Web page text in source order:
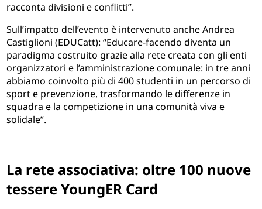
racconta divisioni e conflitti”.
Sull’impatto dell’evento è intervenuto anche Andrea
Castiglioni (EDUCatt): “Educare-facendo diventa un
paradigma costruito grazie alla rete creata con gli enti
organizzatori e l’amministrazione comunale: in tre anni
abbiamo coinvolto più di 400 studenti in un percorso di
sport e prevenzione, trasformando le differenze in
squadra e la competizione in una comunità viva e
solidale”.
La rete associativa: oltre 100 nuove
tessere YoungER Card